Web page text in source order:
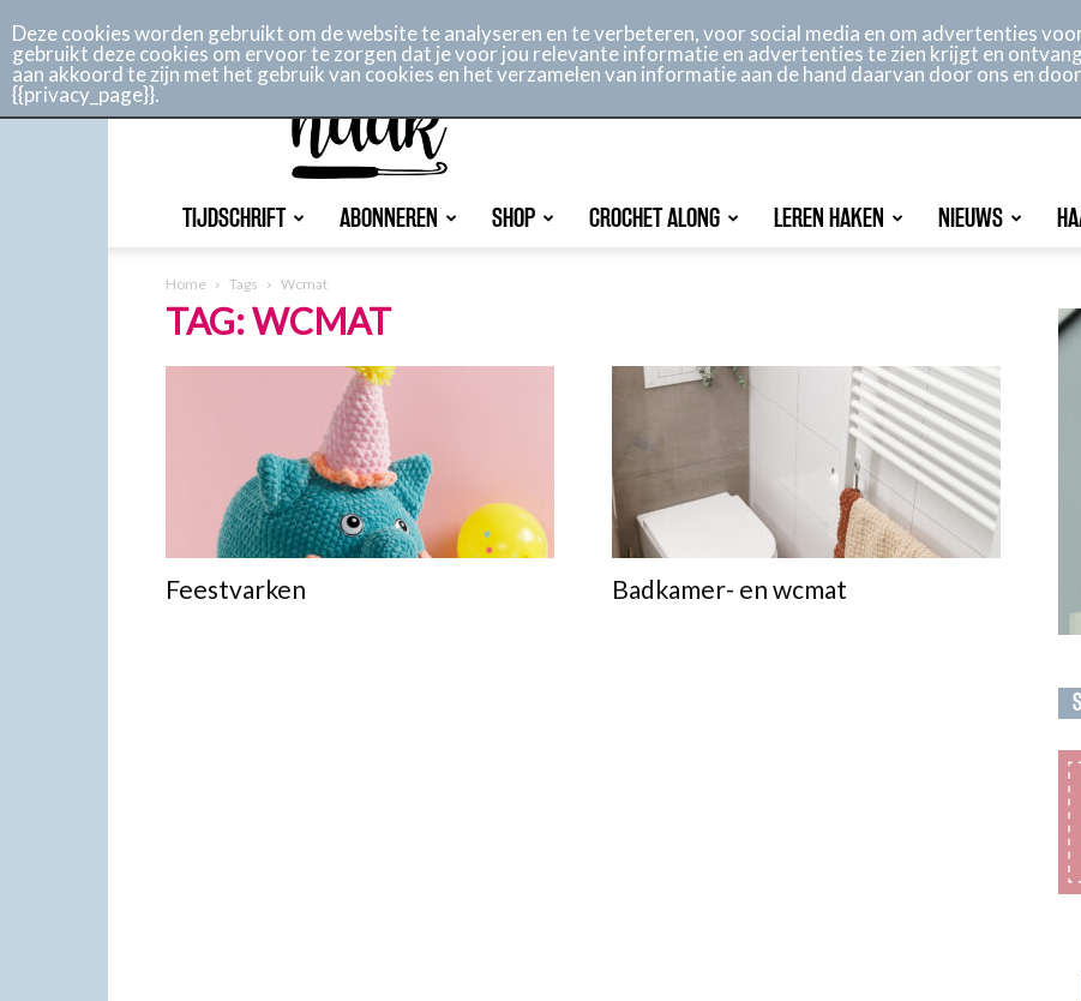
Aan
haak
TIJDSCHRIFT ABONNEREN SHOP CROCHET ALONG LEREN HAKEN NIEUWS
Home Tags Wcmat
TAG: WCMAT
Feestvarken Badkamer- en wcmat
Deze cookies worden gebruikt om de website te analyseren en te verbeteren, voor social media en om advertenties
gebruikt deze cookies om ervoor te zorgen dat je voor jou relevante informatie en advertenties te zien krijgt en
aan akkoord te zijn met het gebruik van cookies en het verzamelen van informatie aan de hand daarvan door ons en
{{privacy_page}}.